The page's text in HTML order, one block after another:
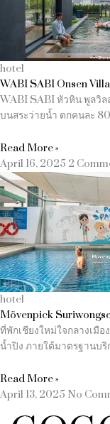
hotel
WABI SABI Onsen
WABI SABI หัวหิน พูลวิล
บนสระว่ายน้ำ ตกคนละ
Read More »
April 16, 2025 2
hotel
Mövenpick
ที่พักเชียงใหม่ใจกลางเมื
น้ำปิง ภายใต้มาตรฐานบริ
Read More »
April 13, 2025 No